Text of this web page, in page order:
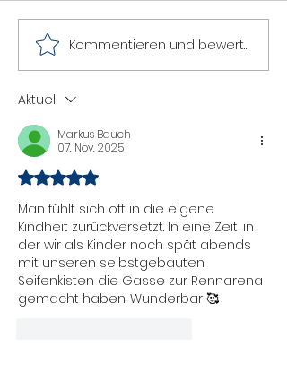
Louis Brammer gewinnt
Rheinlandmeisterschaft
– eine coole Geschichte!
Kommentieren und bewerten...
Aktuell
Markus Bauch
07. Nov. 2025
Mit 5 von 5 Sternen bewertet.
Man fühlt sich oft in die eigene
Kindheit zurückversetzt. In eine Zeit, in
der wir als Kinder noch spät abends
mit unseren selbstgebauten
Seifenkisten die Gasse zur Rennarena
gemacht haben. Wunderbar 🥰